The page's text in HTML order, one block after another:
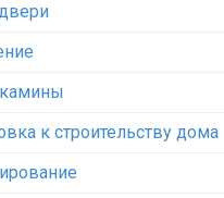
к строительству дома